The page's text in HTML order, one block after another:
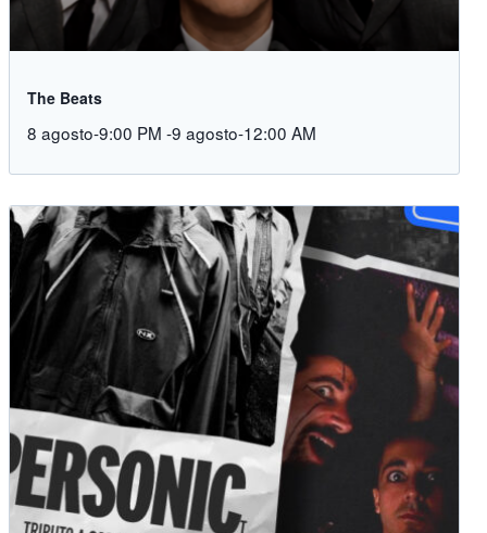
The Beats
8 agosto-9:00 PM -9 agosto-12:00 AM